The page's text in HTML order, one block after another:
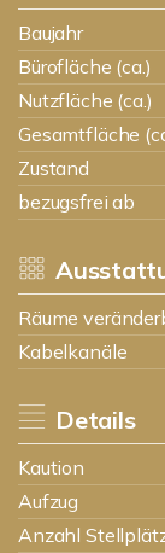
Baujahr
Bürofläche (ca.)
Nutzfläche (ca.)
Gesamtfläche
Zustand
bezugsfrei ab
Räume
Kabelkanäle
Details
Kaution
Aufzug
Anzahl